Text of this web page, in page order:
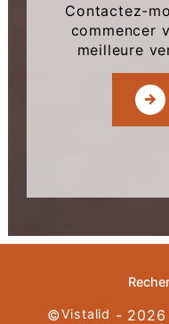
Contactez-
commencer
meilleure
©Vistalid - 2026